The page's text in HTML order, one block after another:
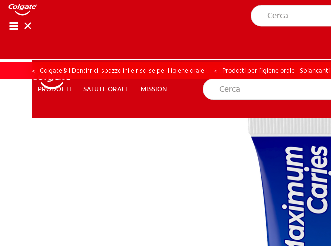
PRODOTTI SALUTE ORALE MISSION
PRODOTTI SALUTE ORALE MISSION
CONTROLLO DELLA SALUTE ORALE TROVA I
Colgate® | Dentifrici, spazzolini e risorse per l’igiene orale Prodotti per l'igiene orale -